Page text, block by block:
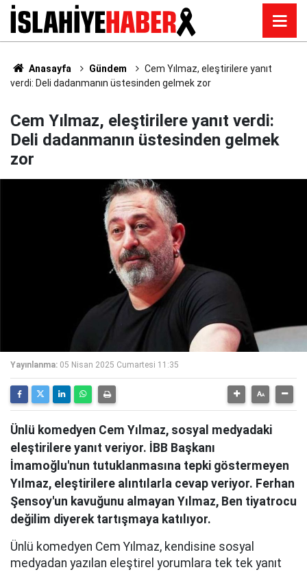
Anasayfa Gündem
Cem Yılmaz, eleştirilere yanıt
verdi: Deli dadanmanın üstesinden gelmek zor
Cem Yılmaz, eleştirilere yanıt verdi:
Deli dadanmanın üstesinden gelmek
zor
Yayınlanma: 05 Nisan 2025 Cumartesi 11:35
Ünlü komedyen Cem Yılmaz, sosyal medyadaki
eleştirilere yanıt veriyor. İBB Başkanı
İmamoğlu'nun tutuklanmasına tepki göstermeyen
Yılmaz, eleştirilere alıntılarla cevap veriyor. Ferhan
Şensoy'un kavuğunu almayan Yılmaz, Ben tiyatrocu
değilim diyerek tartışmaya katılıyor.
Ünlü komedyen Cem Yılmaz, kendisine sosyal
medyadan yazılan eleştirel yorumlara tek tek yanıt